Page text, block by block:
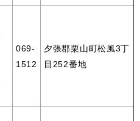
069-
1512
夕張郡栗山町松風3丁
目252番地